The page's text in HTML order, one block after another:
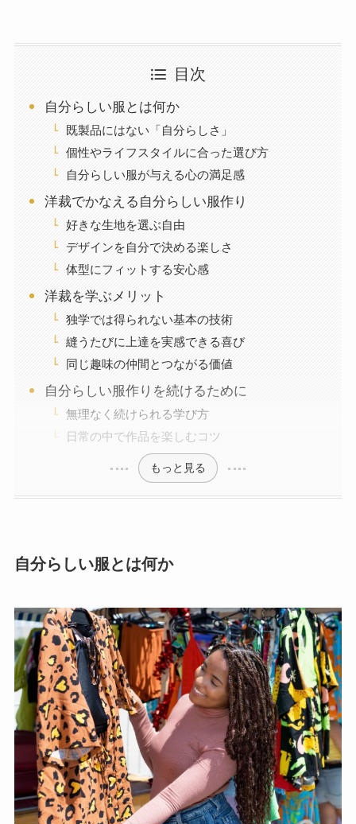
目次
自分らしい服とは何か
既製品にはない「自分らしさ」
個性やライフスタイルに合った選び方
自分らしい服が与える心の満足感
洋裁でかなえる自分らしい服作り
好きな生地を選ぶ自由
デザインを自分で決める楽しさ
体型にフィットする安心感
洋裁を学ぶメリット
独学では得られない基本の技術
縫うたびに上達を実感できる喜び
同じ趣味の仲間とつながる価値
自分らしい服作りを続けるために
無理なく続けられる学び方
日常の中で作品を楽しむコツ
もっと見る
自分らしい服とは何か